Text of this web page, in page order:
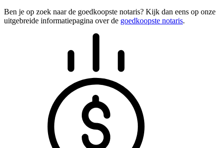
Ben je op zoek naar de goedkoopste notaris? Kijk dan eens op onze
uitgebreide informatiepagina over de goedkoopste notaris.